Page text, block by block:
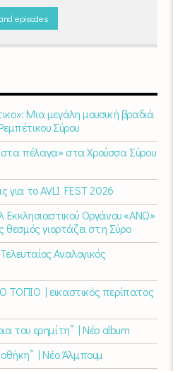
episodes
Μια μεγάλη μουσική βραδιά
Σύρου
πέλαγα» στα Χρούσσα Σύρου
για το AVLI FEST 2026
Εκκλησιαστικού Οργάνου «ΑΝΩ»
θεσμός γιορτάζει στη Σύρο​
Αναλογικός
ΤΟΠΙΟ | εικαστικός περίπατος
του ερημίτη” | Νέο album
| Νέο Άλμπουμ